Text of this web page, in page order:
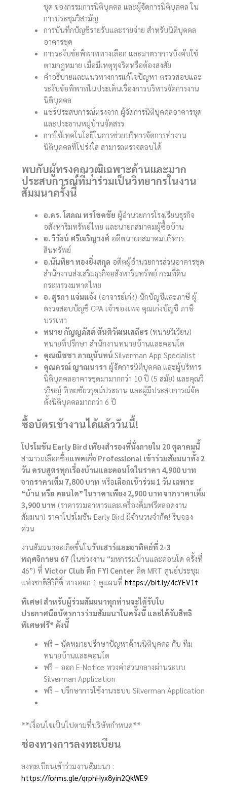
ชุด ของกรรมการนิติบุคคล และผู้จัดการนิติบุคคล ใน
การประชุมวิสามัญ
การบันทึกบัญชีรายรับและรายจ่าย สำหรับนิติบุคคล
อาคารชุด
การระงับข้อพิพาททางเลือก และมาตราการบังคับใช้
ตามกฎหมาย เมื่อมีเหตุทุจริตหรือต้องสงสัย
คำอธิบายและแนวทางการแก้ไขปัญหา ตรวจสอบและ
ระงับข้อพิพาทในประเด็นเรื่องการบริหารจัดการงาน
นิติบุคคล
แชร์ประสบการณ์ตรงจาก ผู้จัดการนิติบุคคลอาคารชุด
และประธานหมู่บ้านจัดสรร
การใช้เทคโนโลยีในการช่วยบริหารจัดการทำงาน
นิติบุคคลที่โปร่งใส สามารถตรวจสอบได้
พบกับผู้ทรงคุณวุฒิเฉพาะด้านและมาก
ประสบการณ์ที่มาร่วมเป็นวิทยากรในงาน
สัมมนาครั้งนี้
อ.ดร. โสภณ พรโชคชัย ผู้อำนวยการโรงเรียนธุรกิจ
อสังหาริมทรัพย์ไทย และนายกสมาคมผู้ซื้อบ้าน
อ. วิวัธน์ ศรีเจริญวงศ์ อดีตนายกสมาคมบริหาร
สินทรัพย์
อ.นันทิยา ทองยิ่งสกุล อดีตผู้อำนวยการส่วนอาคารชุด
สำนักงานส่งเสริมธุรกิจอสังหาริมทรัพย์ กรมที่ดิน
กระทรวงมหาดไทย
อ. สุรภา แจ่มแจ้ง (อาจารย์เก่ง) นักบัญชีและภาษี ผู้
ตรวจสอบบัญชี CPA เจ้าของเพจ คุณเก่งบัญชี ภาษี
บรรเทา
ทนาย กัญญภัสส์ ตันติวัฒนเสถียร(ทนายวิเวียน)
ทนายที่ปรึกษา สำนักงานทนายบ้านและคอนโด
คุณณิชชา ภาณุนันทน์ Silverman App Specialist
คุณดรณ์ ญาณนารา ผู้จัดการนิติบุคคล และผู้บริหาร
นิติบุคคลอาคารชุดมามากกว่า 10 ปี (5 สมัย) และคุณวี
รวิชญ์ ทิพยชัยวรุตม์ประธาน และผู้มีประสบการณ์จัด
ตั้งนิติบุคคลมากกว่า 6 ปี
ซื้อบัตรเข้างานได้แล้ววันนี้!
โปรโมชัน Early Bird เพียงสำรองที่นั่งภายใน 20 ตุลาคมนี้
สามารถเลือกซื้อแพคเก็จ Professional เข้าร่วมสัมมนาทั้ง 2
วัน ครบสูตรทุกเรื่องบ้านและคอนโดในราคา 4,900 บาท
จากราคาเต็ม 7,800 บาท หรือเลือกเข้าร่วม 1 วัน เฉพาะ
“บ้าน หรือ คอนโด” ในราคาเพียง 2,900 บาท จากราคาเต็ม
3,900 บาท (ราคารวมอาหารและเครื่องดื่มฟรีตลอดงาน
สัมมนา) ราคาโปรโมชัน Early Bird มีจำนวนจำกัด! รีบจอง
ด่วน
งานสัมมนาจะเกิดขึ้นในวันเสาร์และอาทิตย์ที่ 2-3
พฤศจิกายน 67(ในช่วงงาน “มหกรรมบ้านและคอนโด ครั้งที่
46”) ที่ Victor Club ตึก FYI Center ติด MRT ศูนย์ประชุม
แห่งชาติสิริกิติ์ ทางออก 1 ดูแผนที่ https://bit.ly/4cYEV1t
พิเศษ! สำหรับผู้ร่วมสัมมนาทุกท่านจะได้รับใบ
ประกาศนียบัตรการร่วมสัมมนาในครั้งนี้ และได้รับสิทธิ
พิเศษฟรี* ดังนี้
ฟรี – นัดหมายปรึกษาปัญหาด้านนิติบุคคล กับ ทีม
ทนายบ้านและคอนโด
ฟรี – ออก E-Notice ทวงค่าส่วนกลางผ่านระบบ
Silverman Application
ฟรี – ปรึกษาการใช้งานระบบ Silverman Application
**เงื่อนไขเป็นไปตามที่บริษัทกำหนด**
ช่องทางการลงทะเบียน
ลงทะเบียนเข้าร่วมงานสัมมนา :
https://forms.gle/qrphHyx8yin2QkWE9